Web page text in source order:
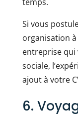
Si vous
organisation
entreprise qui
sociale,
ajout à votre
6.